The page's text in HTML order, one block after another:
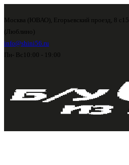
Москва (ЮВАО), Егорьевский проезд, 8 с15
(Люблино)
info@shini56.ru
Пн- Вс 10:00 - 19:00